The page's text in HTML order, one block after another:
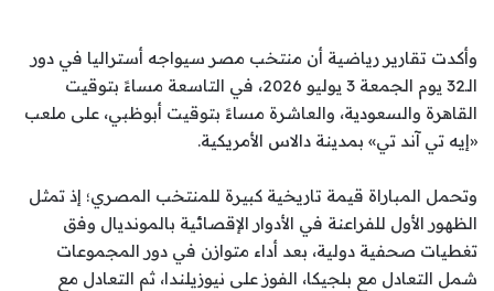
وأكدت تقارير رياضية أن منتخب مصر سيواجه أستراليا في دور
الـ32 يوم الجمعة 3 يوليو 2026، في التاسعة مساءً بتوقيت
القاهرة والسعودية، والعاشرة مساءً بتوقيت أبوظبي، على ملعب
«إيه تي آند تي» بمدينة دالاس الأمريكية.
وتحمل المباراة قيمة تاريخية كبيرة للمنتخب المصري؛ إذ تمثل
الظهور الأول للفراعنة في الأدوار الإقصائية بالمونديال وفق
تغطيات صحفية دولية، بعد أداء متوازن في دور المجموعات
شمل التعادل مع بلجيكا، الفوز على نيوزيلندا، ثم التعادل مع